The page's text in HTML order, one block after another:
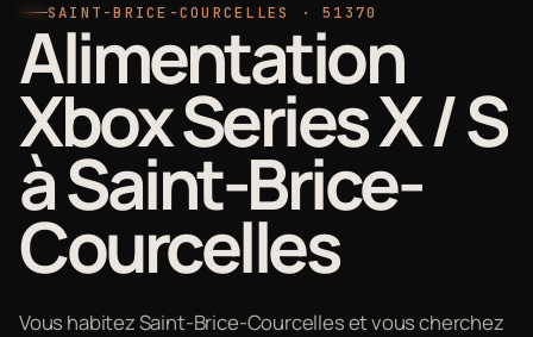
SAINT-BRICE-COURCELLES · 51370
Alimentation
Xbox Series X / S
à Saint-Brice-
Courcelles
Vous habitez Saint-Brice-Courcelles et vous cherchez